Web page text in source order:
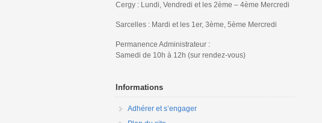
Cergy : Lundi, Vendredi et les 2ème – 4ème Mercredi
Sarcelles : Mardi et les 1er, 3ème, 5ème Mercredi
Permanence Administrateur :
Samedi de 10h à 12h (sur rendez-vous)
Informations
Adhérer et s’engager